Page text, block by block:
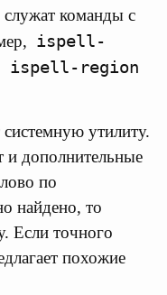
команды с
ispell-
ispell-region
утилиту.
и дополнительные
по
найдено, то
Если точного
похожие